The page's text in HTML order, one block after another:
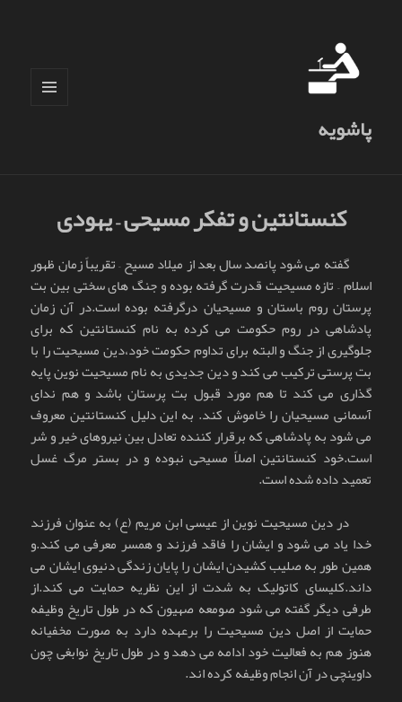
پاشویه
کنستانتین و تفکر مسیحی – یهودی
گفته می شود پانصد سال بعد از میلاد مسیح – تقریباً زمان ظهور
اسلام – تازه مسیحیت قدرت گرفته بوده و جنگ های سختی بین بت
پرستان روم باستان و مسیحیان درگرفته بوده است.در آن زمان
پادشاهی در روم حکومت می کرده به نام کنستانتین که برای
جلوگیری از جنگ و البته برای تداوم حکومت خود،دین مسیحیت را با
بت پرستی ترکیب می کند و دین جدیدی به نام مسیحیت نوین پایه
گذاری می کند تا هم مورد قبول بت پرستان باشد و هم ندای
آسمانی مسیحیان را خاموش کند. به این دلیل کنستانتین معروف
می شود به پادشاهی که برقرار کننده تعادل بین نیروهای خیر و شر
است.خود کنستانتین اصلاً مسیحی نبوده و در بستر مرگ غسل
تعمید داده شده است.
در دین مسیحیت نوین از عیسی ابن مریم (ع) به عنوان فرزند
خدا یاد می شود و ایشان را فاقد فرزند و همسر معرفی می کند.و
همین طور به صلیب کشیدن ایشان را پایان زندگی دنیوی ایشان می
داند.کلیسای کاتولیک به شدت از این نظریه حمایت می کند.از
طرفی دیگر گفته می شود صومعه صهیون که در طول تاریخ وظیفه
حمایت از اصل دین مسیحیت را برعهده دارد به صورت مخفیانه
هنوز هم به فعالیت خود ادامه می دهد و در طول تاریخ نوابغی چون
داوینچی در آن انجام وظیفه کرده اند.